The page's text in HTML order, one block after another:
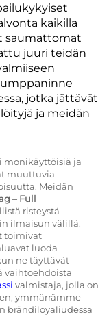
kaikilla
saumattomat
juuri teidän
jotka jättävät
ja meidän
monikäyttöisiä ja
muuttuvia
Meidän
– Full
risteystä
ilmaisun välillä.
toimivat
luoda
ne täyttävät
vaihtoehdoista
valmistaja, jolla on
ymmärrämme
brändiloyaliudessa